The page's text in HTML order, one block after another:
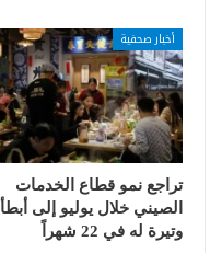
أخبار صحفية
تراجع نمو قطاع الخدمات
الصيني خلال يوليو إلى أبطأ
وتيرة له في 22 شهراً